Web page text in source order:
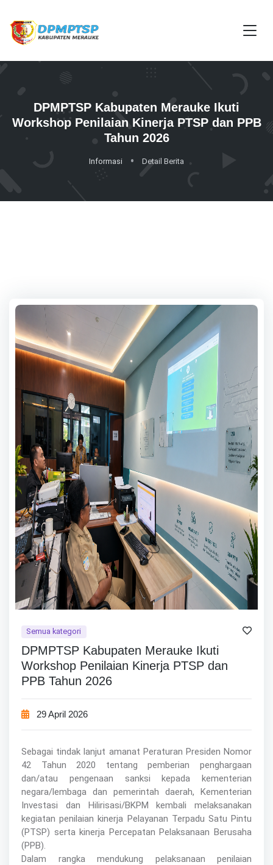
DPMPTSP Kabupaten Merauke Ikuti
Workshop Penilaian Kinerja PTSP dan PPB
Tahun 2026
Informasi Detail Berita
Semua kategori
DPMPTSP Kabupaten Merauke Ikuti
Workshop Penilaian Kinerja PTSP dan
PPB Tahun 2026
29 April 2026
Sebagai tindak lanjut amanat Peraturan Presiden Nomor
42 Tahun 2020 tentang pemberian penghargaan
dan/atau pengenaan sanksi kepada kementerian
negara/lembaga dan pemerintah daerah, Kementerian
Investasi dan Hilirisasi/BKPM kembali melaksanakan
kegiatan penilaian kinerja Pelayanan Terpadu Satu Pintu
(PTSP) serta kinerja Percepatan Pelaksanaan Berusaha
(PPB).
Dalam rangka mendukung pelaksanaan penilaian